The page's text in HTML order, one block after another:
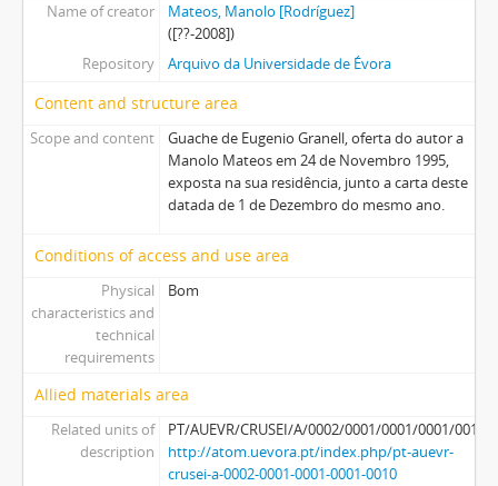
Name of creator
Mateos, Manolo [Rodríguez]
([??-2008])
Repository
Arquivo da Universidade de Évora
Content and structure area
Scope and content
Guache de Eugenio Granell, oferta do autor a
Manolo Mateos em 24 de Novembro 1995,
exposta na sua residência, junto a carta deste
datada de 1 de Dezembro do mesmo ano.
Conditions of access and use area
Physical
characteristics and
technical
requirements
Bom
Allied materials area
Related units of
description
PT/AUEVR/CRUSEI/A/0002/0001/0001/0001/0010
http://atom.uevora.pt/index.php/pt-auevr-
crusei-a-0002-0001-0001-0001-0010